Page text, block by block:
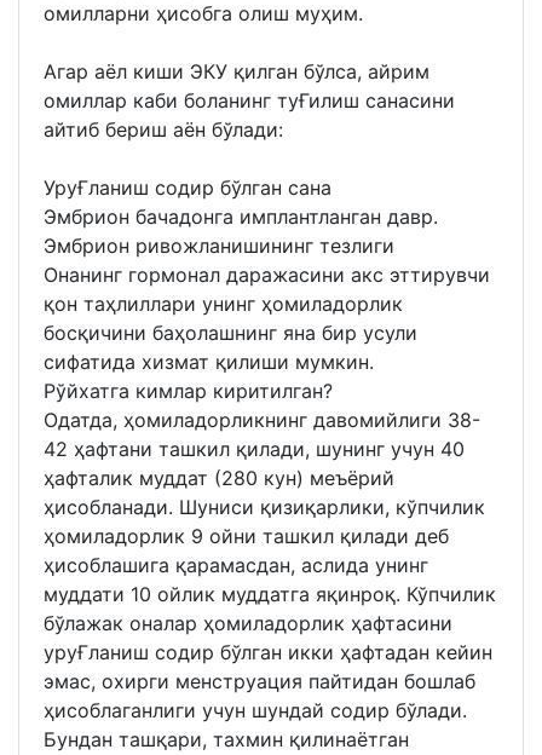
омилларни ҳисобга олиш муҳим.
Aгар аёл киши ЭКУ қилган бўлса, айрим
омиллар каби боланинг туҒилиш санасини
айтиб бериш аён бўлади:
УруҒланиш содир бўлган сана
Эмбрион бачадонга имплантланган давр.
Эмбрион ривожланишининг тезлиги
Онанинг гормонал даражасини акс эттирувчи
қон таҳлиллари унинг ҳомиладорлик
босқичини баҳолашнинг яна бир усули
сифатида хизмат қилиши мумкин.
Рўйхатга кимлар киритилган?
Одатда, ҳомиладорликнинг давомийлиги 38-
42 ҳафтани ташкил қилади, шунинг учун 40
ҳафталик муддат (280 кун) меъёрий
ҳисобланади. Шуниси қизиқарлики, кўпчилик
ҳомиладорлик 9 ойни ташкил қилади деб
ҳисоблашига қарамасдан, аслида унинг
муддати 10 ойлик муддатга яқинроқ. Кўпчилик
бўлажак оналар ҳомиладорлик ҳафтасини
уруҒланиш содир бўлган икки ҳафтадан кейин
эмас, охирги менструация пайтидан бошлаб
ҳисоблаганлиги учун шундай содир бўлади.
Бундан ташқари, тахмин қилинаётган